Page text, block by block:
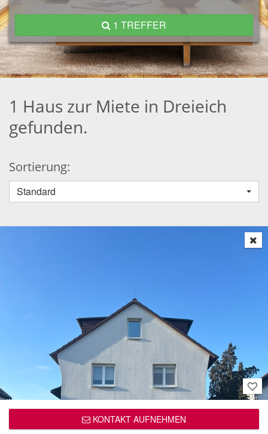
1 TREFFER
1 Haus zur Miete in Dreieich
gefunden.
Sortierung:
Standard
KONTAKT AUFNEHMEN